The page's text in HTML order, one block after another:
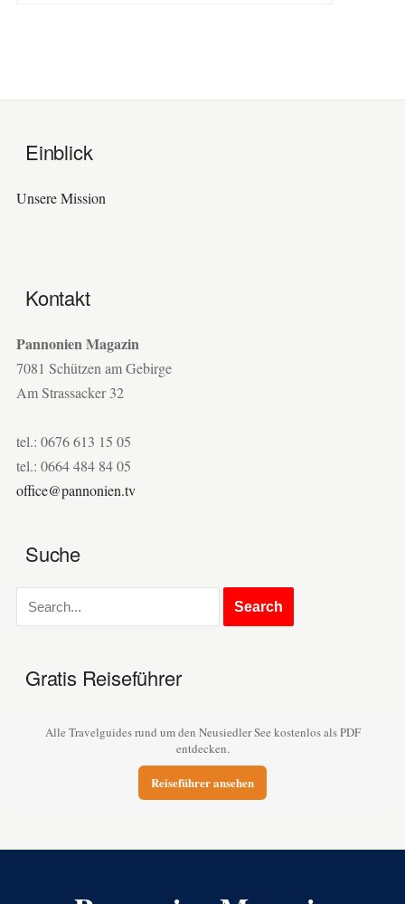
Einblick
Unsere Mission
Kontakt
Pannonien Magazin
7081 Schützen am Gebirge
Am Strassacker 32
tel.: 0676 613 15 05
tel.: 0664 484 84 05
office@pannonien.tv
Suche
Gratis Reiseführer
Alle Travelguides rund um den Neusiedler See kostenlos als PDF
entdecken.
Reiseführer ansehen